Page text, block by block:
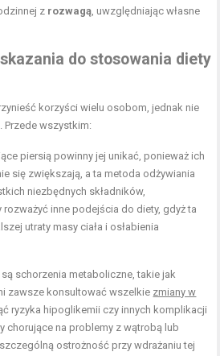
z rozwagą, uwzględniając własne
do stosowania diety
korzyści wielu osobom, jednak nie
wszystkim:
piersią powinny jej unikać, ponieważ ich
się zwiększają, a ta metoda odżywiania
niezbędnych składników,
inne podejścia do diety, gdyż ta
utraty masy ciała i osłabienia
schorzenia metaboliczne, takie jak
zawsze konsultować wszelkie zmiany w
ryzyka hipoglikemii czy innych komplikacji
chorujące na problemy z wątrobą lub
ostrożność przy wdrażaniu tej